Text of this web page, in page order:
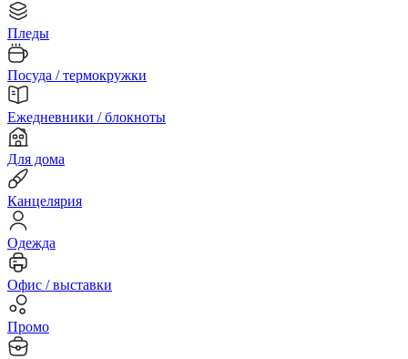
Пледы
Посуда / термокружки
Ежедневники / блокноты
Для дома
Канцелярия
Одежда
Офис / выставки
Промо